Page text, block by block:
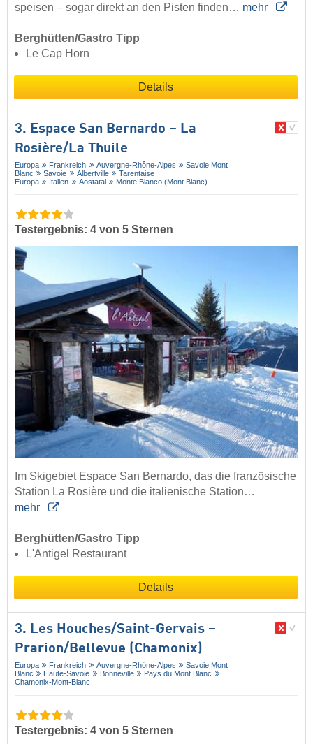
speisen – sogar direkt an den Pisten finden… mehr
Berghütten/Gastro Tipp
Le Cap Horn
Details
3. Espace San Bernardo – La
Rosière/​La Thuile
Europa Frankreich Auvergne-Rhône-Alpes
Savoie Mont
Blanc
Savoie Albertville
Tarentaise
Europa
Italien Aostatal Monte Bianco (Mont Blanc)
Testergebnis: 4 von 5 Sternen
Im Skigebiet Espace San Bernardo, das die französische
Station La Rosière und die italienische Station…
mehr
Berghütten/Gastro Tipp
L'Antigel Restaurant
Details
3. Les Houches/​Saint-Gervais –
Prarion/​Bellevue (Chamonix)
Europa Frankreich Auvergne-Rhône-Alpes
Savoie Mont
Blanc
Haute-Savoie Bonneville
Pays du Mont Blanc
Chamonix-Mont-Blanc
Testergebnis: 4 von 5 Sternen